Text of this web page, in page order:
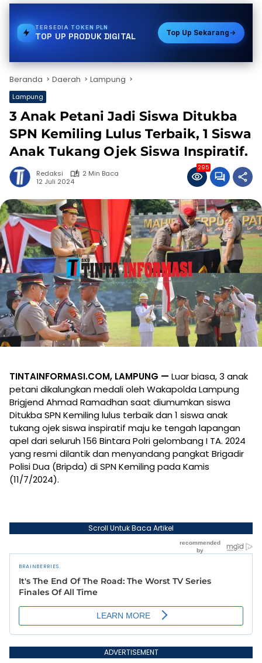
TERSEDIA VOUCHER GAME
TOP UP PRODUK DIGITAL Top Up Sekarang
Beranda Daerah Lampung
Lampung
3 Anak Petani Jadi Siswa Ditukba
SPN Kemiling Lulus Terbaik, 1 Siswa
Anak Tukang Ojek Siswa Inspiratif.
Redaksi
2 Min Baca
12 Juli 2024
295
TINTAINFORMASI.COM, LAMPUNG — Luar biasa, 3 anak
petani dikalungkan medali oleh Wakapolda Lampung
Brigjend Ahmad Ramadhan saat diumumkan siswa
Ditukba SPN Kemiling lulus terbaik dan 1 siswa anak
tukang ojek siswa inspiratif maju ke tengah lapangan
apel dari seluruh 156 Bintara Polri gelombang I TA. 2024
yang resmi dilantik dan menyandang pangkat Brigadir
Polisi Dua (Bripda) di SPN Kemiling pada Kamis
(11/7/2024).
Scroll Untuk Baca Artikel
ADVERTISEMENT